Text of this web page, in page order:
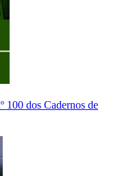
100 dos Cadernos de